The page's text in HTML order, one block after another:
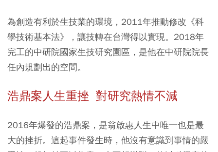
為創造有利於生技業的環境，2011年推動修改《科
學技術基本法》，讓技轉在台灣得以實現。2018年
完工的中研院國家生技研究園區，是他在中研院院長
任內規劃出的空間。
浩鼎案人生重挫 對研究熱情不減
2016年爆發的浩鼎案，是翁啟惠人生中唯一也是最
大的挫折。這起事件發生時，他沒有意識到事情的嚴